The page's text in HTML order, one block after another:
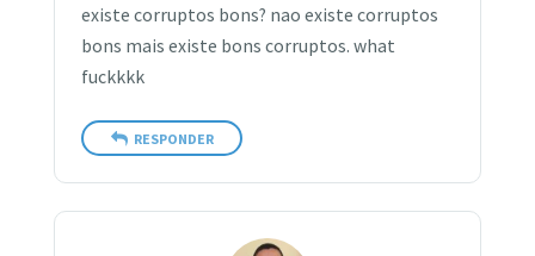
existe corruptos bons? nao existe corruptos
bons mais existe bons corruptos. what
fuckkkk
RESPONDER